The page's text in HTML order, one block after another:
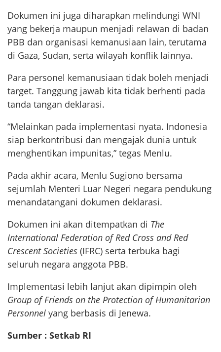
Dokumen ini juga diharapkan melindungi WNI
yang bekerja maupun menjadi relawan di badan
PBB dan organisasi kemanusiaan lain, terutama
di Gaza, Sudan, serta wilayah konflik lainnya.
Para personel kemanusiaan tidak boleh menjadi
target. Tanggung jawab kita tidak berhenti pada
tanda tangan deklarasi.
“Melainkan pada implementasi nyata. Indonesia
siap berkontribusi dan mengajak dunia untuk
menghentikan impunitas,” tegas Menlu.
Pada akhir acara, Menlu Sugiono bersama
sejumlah Menteri Luar Negeri negara pendukung
menandatangani dokumen deklarasi.
Dokumen ini akan ditempatkan di The
International Federation of Red Cross and Red
Crescent Societies (IFRC) serta terbuka bagi
seluruh negara anggota PBB.
Implementasi lebih lanjut akan dipimpin oleh
Group of Friends on the Protection of Humanitarian
Personnel yang berbasis di Jenewa.
Sumber : Setkab RI